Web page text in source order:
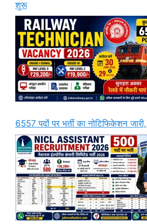
शुरू
6557 पदों पर भर्ती का नोटिफिकेशन